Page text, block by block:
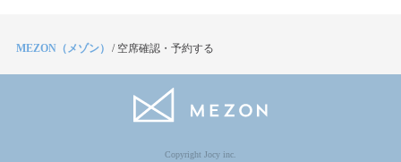
MEZON（メゾン） / 空席確認・予約する
Copyright Jocy inc.